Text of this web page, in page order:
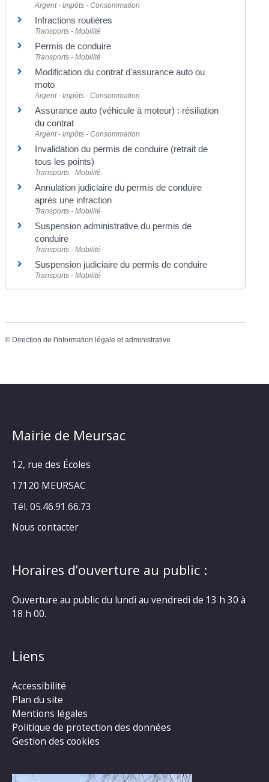
Argent - Impôts - Consommation
Infractions routières
Transports - Mobilité
Permis de conduire
Transports - Mobilité
Modification du contrat d'assurance auto ou
moto
Argent - Impôts - Consommation
Assurance auto (véhicule à moteur) : résiliation
du contrat
Argent - Impôts - Consommation
Invalidation du permis de conduire (retrait de
tous les points)
Transports - Mobilité
Annulation judiciaire du permis de conduire
après une infraction
Transports - Mobilité
Suspension administrative du permis de
conduire
Transports - Mobilité
Suspension judiciaire du permis de conduire
Transports - Mobilité
© Direction de l'information légale et administrative
Mairie de Meursac
12, rue des Écoles
17120 MEURSAC
Tél. 05.46.91.66.73
Nous contacter
Horaires d’ouverture au public :
Ouverture au public du lundi au vendredi de 13 h 30 à
18 h 00.
Liens
Accessibilité
Plan du site
Mentions légales
Politique de protection des données
Gestion des cookies